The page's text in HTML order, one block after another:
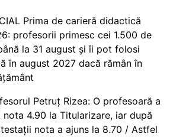
Prima de carieră didactică
profesorii primesc cei 1.500 de
la 31 august și îi pot folosi
în august 2027 dacă rămân în
Petruț Rizea: O profesoară a
nota 4.90 la Titularizare, iar după
nota a ajuns la 8.70 / Astfel